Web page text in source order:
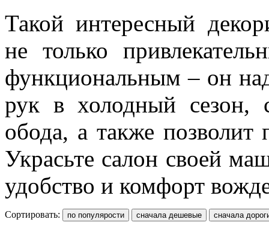
Такой интересный
не только
функциональным – он
рук в холодный сезон,
обода, а также
Украсьте салон своей
удобство и комфорт
Сортировать: